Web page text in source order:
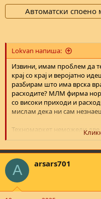
Автоматски споено
Lokvan напиша:
Извини, имам проблем да
крај со крај и веројатно
разбирам што има врска
расходите? МЛМ фирма
со високи приходи и
мислам дека ни сам
Техномаркет неможели две
ПРЕВАРАААААА!
Чекај бе од луѓето немаат
Макпетрол и да пазарат во
Техномаркет во 24 часа…
A arsars701